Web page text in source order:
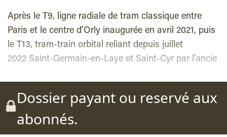
Après le T9, ligne radiale de tram classique entre
Paris et le centre d’Orly inaugurée en avril 2021, puis
le T13, tram-train orbital reliant depuis juillet
2022 Saint-Germain-en-Laye et Saint-Cyr par l’ancie
Dossier payant ou reservé aux
abonnés.